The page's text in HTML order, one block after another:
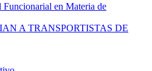
en Materia de
A TRANSPORTISTAS DE